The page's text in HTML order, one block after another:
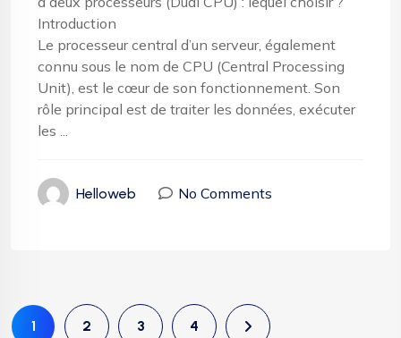
Introduction
Le processeur central d’un serveur, également
connu sous le nom de CPU (Central Processing
Unit), est le cœur de son fonctionnement. Son
rôle principal est de traiter les données, exécuter
les ...
Helloweb No Comments
1 2 3 4